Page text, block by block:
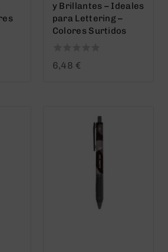
y Brillantes – Ideales
para Lettering –
Colores Surtidos
0
6,48 €